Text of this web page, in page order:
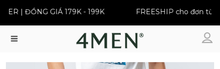
| ĐỒNG GIÁ 179K - 199K FREESHIP cho đơn từ